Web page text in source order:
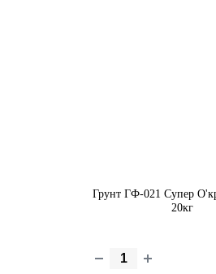
Грунт ГФ-021 Супер
20кг